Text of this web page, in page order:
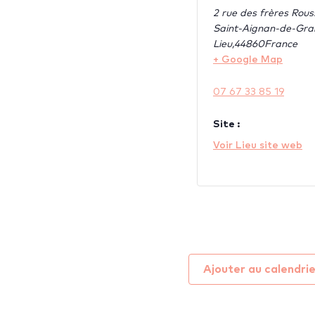
2 rue des frères
Saint-Aignan-de-
Lieu,44860France
+ Google Map
07 67 33 85 19
Site :
Voir Lieu site web
Ajouter au